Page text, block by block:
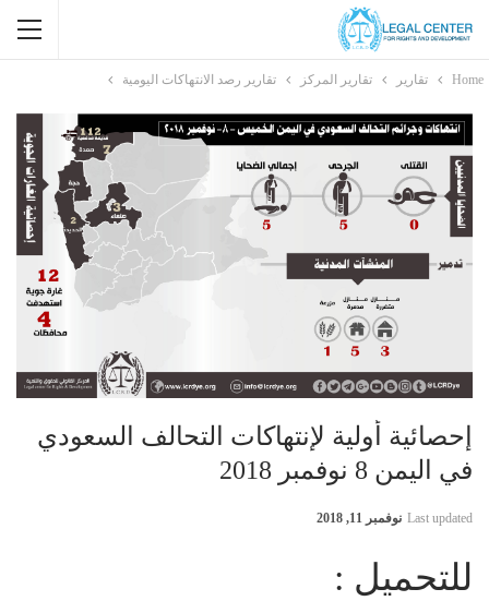
Home تقارير تقارير المركز تقارير رصد الانتهاكات اليومية
إحصائية أولية لإنتهاكات التحالف السعودي
في اليمن 8 نوفمبر 2018
Last updated نوفمبر 11, 2018
للتحميل :